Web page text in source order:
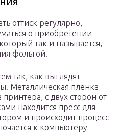
оттиск регулярно,
о приобретении
так и называется,
фольгой.
так, как выглядят
Металлическая плёнка
с двух сторон от
находится пресс для
и происходит процесс
к компьютеру